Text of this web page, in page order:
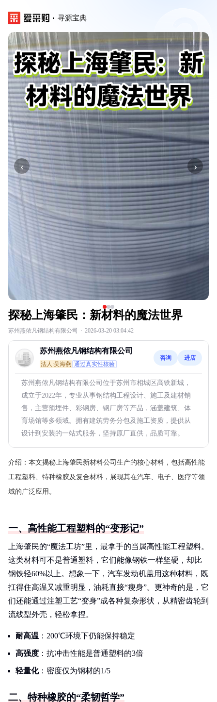
寻源宝典
‹ ›
探秘上海肇民：新材料的魔法世界
苏州燕侬凡钢结构有限公司 · 2026-03-20 03:04:42
苏州燕侬凡钢结构有限公司
法人:吴海燕 通过真实性核验
咨询 进店
苏州燕侬凡钢结构有限公司位于苏州市相城区高铁新城，
成立于2022年，专业从事钢结构工程设计、施工及建材销
售，主营预埋件、彩钢房、钢厂房等产品，涵盖建筑、体
育场馆等多领域。拥有建筑劳务分包及施工资质，提供从
设计到安装的一站式服务，坚持原厂直供，品质可靠。
介绍： 本文揭秘上海肇民新材料公司生产的核心材料，包括高性能
工程塑料、特种橡胶及复合材料，展现其在汽车、电子、医疗等领
域的广泛应用。
一、高性能工程塑料的“变形记”
上海肇民的“魔法工坊”里，最拿手的当属高性能工程塑料。
这类材料可不是普通塑料，它们能像钢铁一样坚硬，却比
钢铁轻60%以上。想象一下，汽车发动机盖用这种材料，既
扛得住高温又减重明显，油耗直接“瘦身”。更神奇的是，它
们还能通过注塑工艺“变身”成各种复杂形状，从精密齿轮到
流线型外壳，轻松拿捏。
耐高温 ：200℃环境下仍能保持稳定
高强度 ：抗冲击性能是普通塑料的3倍
轻量化：密度仅为钢材的1/5
二、特种橡胶的“柔韧哲学”